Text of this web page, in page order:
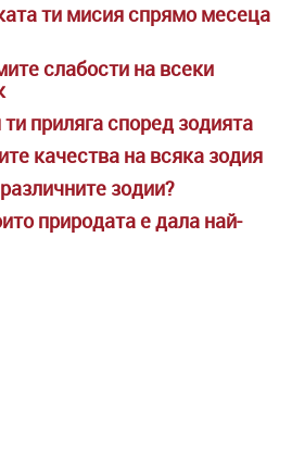
ти мисия спрямо месеца
слабости на всеки
приляга според зодията
качества на всяка зодия
зодии?
природата е дала най-